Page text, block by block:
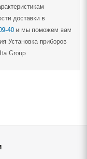
доставки в
40 и мы поможем вам
Установка приборов
Group